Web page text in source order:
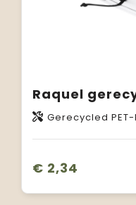
Gerecycled
€ 2,34